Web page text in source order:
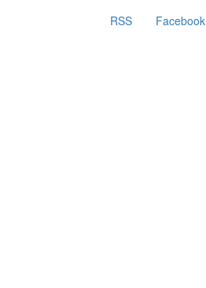
RSS Facebook